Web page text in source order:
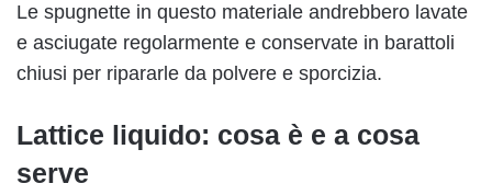
Le spugnette in questo materiale andrebbero lavate
e asciugate regolarmente e conservate in barattoli
chiusi per ripararle da polvere e sporcizia.
Lattice liquido: cosa è e a cosa
serve